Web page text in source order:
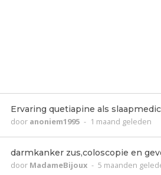
Ervaring quetiapine als
door anoniem1995 - 1 maand geleden
darmkanker zus,coloscopie en
door MadameBijoux - 5 maanden